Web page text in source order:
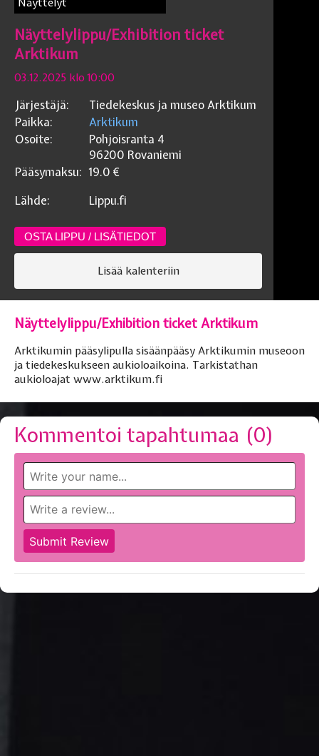
Näyttelyt
Näyttelylippu/Exhibition ticket
Arktikum
03.12.2025 klo 10:00
Järjestäjä:
Tiedekeskus ja museo Arktikum
Paikka:
Arktikum
Osoite:
Pohjoisranta 4
96200 Rovaniemi
Pääsymaksu: 19.0 €
Lähde:
Lippu.fi
OSTA LIPPU / LISÄTIEDOT
Lisää kalenteriin
Näyttelylippu/Exhibition ticket Arktikum
Arktikumin pääsylipulla sisäänpääsy Arktikumin museoon
ja tiedekeskukseen aukioloaikoina. Tarkistathan
aukioloajat www.arktikum.fi
Kommentoi tapahtumaa (0)